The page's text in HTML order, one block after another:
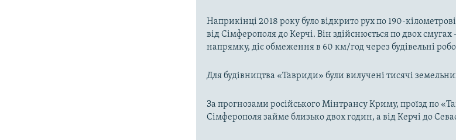
Наприкінці 2018 року було відкрито рух по 190-
від Сімферополя до Керчі. Він здійснюється по двох
напрямку, діє обмеження в 60 км/год через будівельні
Для будівництва «Тавриди» були вилучені тисячі
За прогнозами російського Мінтрансу Криму, проїзд по
Сімферополя займе близько двох годин, а від Керчі до